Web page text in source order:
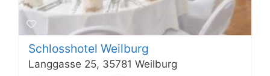
Schlosshotel Weilburg
Langgasse 25, 35781 Weilburg